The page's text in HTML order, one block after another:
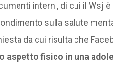
interni, di cui il Wsj
sulla salute
da cui risulta che
aspetto fisico in una